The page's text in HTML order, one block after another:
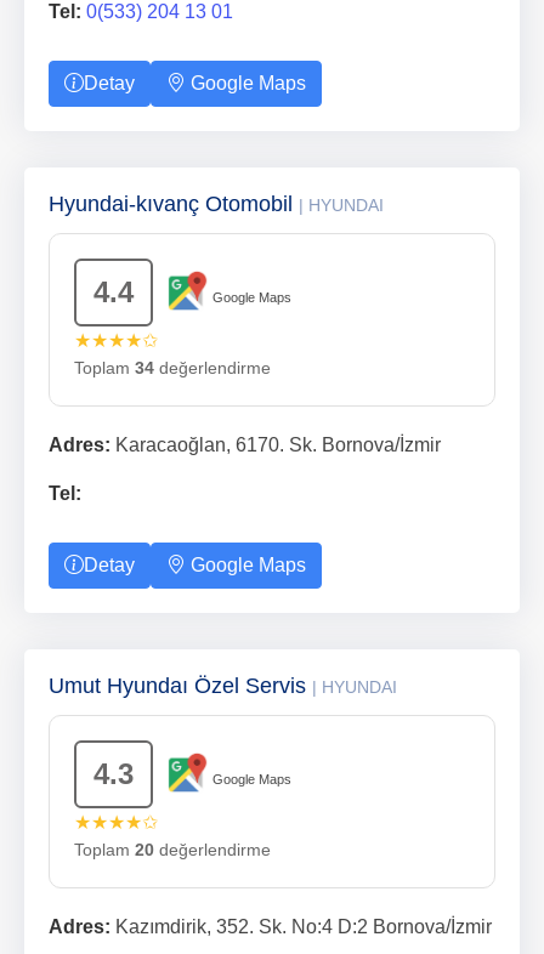
Tel: 0(533) 204 13 01
Detay Google Maps
Hyundai-kıvanç Otomobil | HYUNDAI
4.4 Google Maps
★★★★✩
Toplam 34 değerlendirme
Adres: Karacaoğlan, 6170. Sk. Bornova/İzmir
Tel:
Detay Google Maps
Umut Hyundaı Özel Servis | HYUNDAI
4.3 Google Maps
★★★★✩
Toplam 20 değerlendirme
Adres: Kazımdirik, 352. Sk. No:4 D:2 Bornova/İzmir